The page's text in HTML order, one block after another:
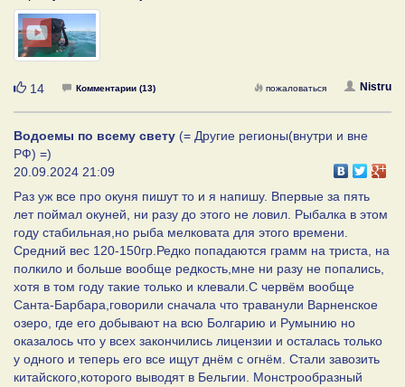
Нравится
14 Комментарии (13) Nistru
пожаловаться
Водоемы по всему свету (= Другие регионы(внутри и вне
РФ) =)
20.09.2024 21:09
Раз уж все про окуня пишут то и я напишу. Впервые за пять
лет поймал окуней, ни разу до этого не ловил. Рыбалка в этом
году стабильная,но рыба мелковата для этого времени.
Средний вес 120-150гр.Редко попадаются грамм на триста, на
полкило и больше вообще редкость,мне ни разу не попались,
хотя в том году такие только и клевали.С червём вообще
Санта-Барбара,говорили сначала что траванули Варненское
озеро, где его добывают на всю Болгарию и Румынию но
оказалось что у всех закончились лицензии и осталась только
у одного и теперь его все ищут днём с огнём. Стали завозить
китайского,которого выводят в Бельгии. Монстрообразный